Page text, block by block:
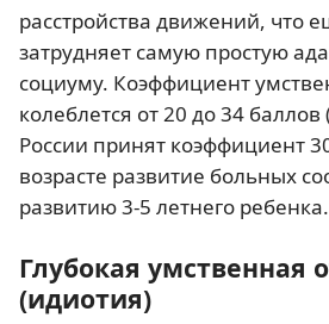
расстройства движений, что
затрудняет самую простую
социуму. Коэффициент
колеблется от 20 до 34 баллов
России принят коэффициент
возрасте развитие больных
развитию 3-5 летнего ребенка.
Глубокая умственная
(идиотия)